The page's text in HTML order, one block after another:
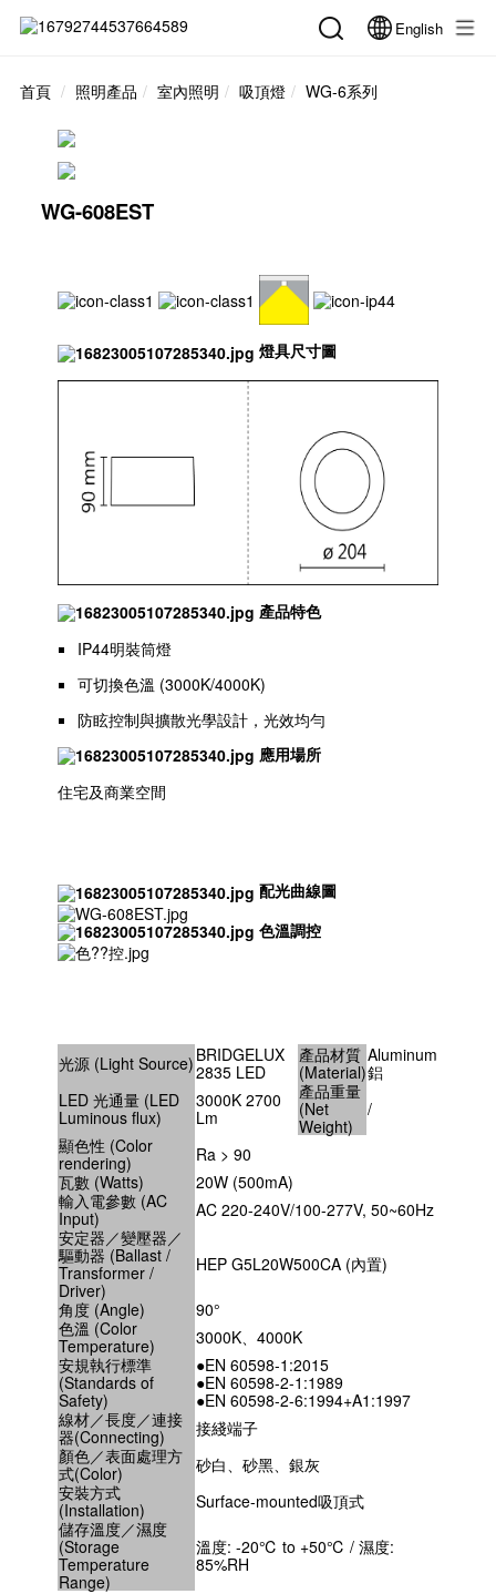
English
首頁 照明產品 室內照明 吸頂燈 WG-6系列
WG-608EST
燈具尺寸圖
產品特色
IP44明裝筒燈
可切換色溫 (3000K/4000K)
防眩控制與擴散光學設計，光效均勻
應用場所
住宅及商業空間
配光曲線圖
色溫調控
光源 (Light Source) BRIDGELUX
2835 LED
產品材質
(Material)
Aluminum
鋁
LED 光通量 (LED
Luminous flux)
3000K 2700
Lm
產品重量
(Net
Weight)
/
顯色性 (Color
rendering)
Ra > 90
瓦數 (Watts)
20W (500mA)
輸入電參數 (AC
Input)
AC 220-240V/100-277V, 50~60Hz
安定器／變壓器／
驅動器 (Ballast /
Transformer /
Driver)
HEP G5L20W500CA (內置)
角度 (Angle)
90°
色溫 (Color
Temperature)
3000K、4000K
安規執行標準
(Standards of
Safety)
●EN 60598-1:2015
●EN 60598-2-1:1989
●EN 60598-2-6:1994+A1:1997
線材／長度／連接
器(Connecting)
接綫端子
顏色／表面處理方
式(Color)
砂白、砂黑、銀灰
安裝方式
(Installation)
Surface-mounted吸頂式
儲存溫度／濕度
(Storage
Temperature
Range)
溫度: -20℃ to +50℃ / 濕度:
85%RH